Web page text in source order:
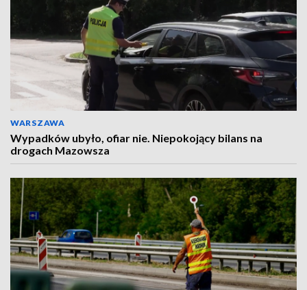
WARSZAWA
Wypadków ubyło, ofiar nie. Niepokojący bilans na
drogach Mazowsza